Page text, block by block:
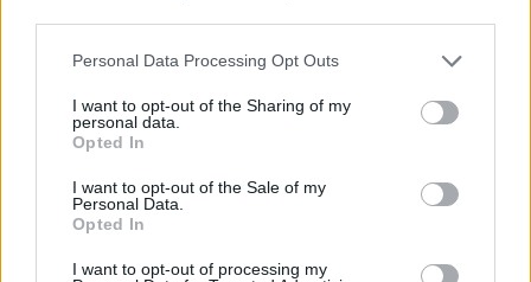
Personal Data Processing Opt Outs
I want to opt-out of the Sharing of my
personal data.
Opted In
I want to opt-out of the Sale of my
Personal Data.
Opted In
I want to opt-out of processing my
firma Gabal, Analysis and Consulting v období od října 1999 do
prosince 2000.
Ondřej Simon: Poznámka o televizi, vepřích a
vánočních stromcích
Ekologické organizace i ta část lidu v české kotlině a moravských
úvalech, která má srdce nakloněné přírodě, mají často potíže se
svou vlastní aktivností. Člověk vidí kolem sebe plno neřádu, a to
nepodařilo zbavit ho přirozeného puzení problémy řešit a tak neví,